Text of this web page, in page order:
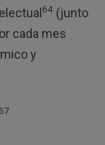
64(junto
cada mes
y
67